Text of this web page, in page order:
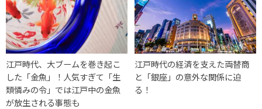
江戸時代、大ブームを巻き起こ
した「金魚」！人気すぎて「生
類憐みの令」では江戸中の金魚
が放生される事態も
江戸時代の経済を支えた両替商
と「銀座」の意外な関係に迫
る！